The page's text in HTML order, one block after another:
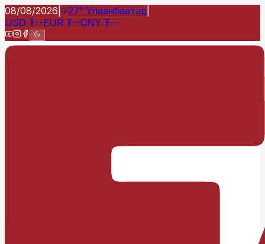
08/08/2026 27° Улаанбаатар
USD ₮--EUR ₮--CNY ₮--